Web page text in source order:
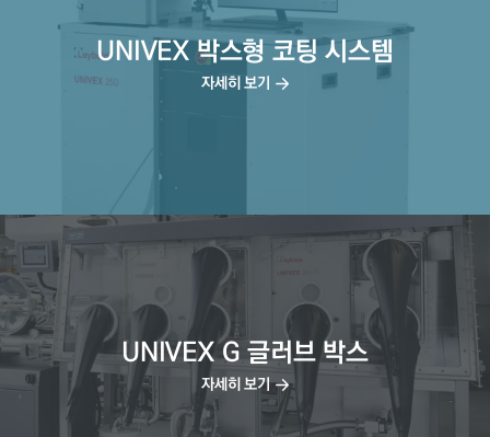
UNIVEX 박스형 코팅 시스템
자세히 보기
UNIVEX G 글러브 박스
자세히 보기